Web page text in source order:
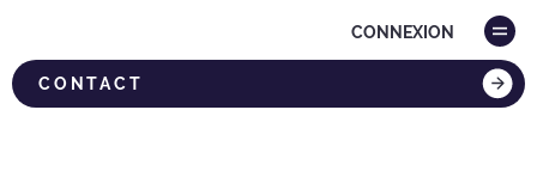
CONNEXION
CONTACT